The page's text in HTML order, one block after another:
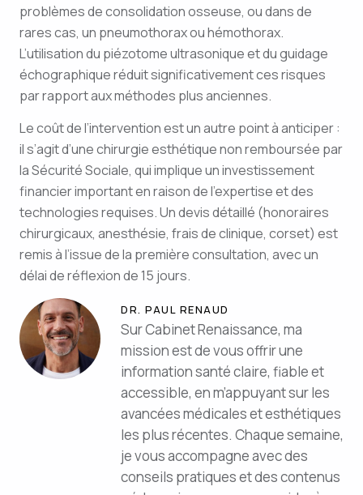
problèmes de consolidation osseuse, ou dans de
rares cas, un pneumothorax ou hémothorax.
L’utilisation du piézotome ultrasonique et du guidage
échographique réduit significativement ces risques
par rapport aux méthodes plus anciennes.
Le coût de l’intervention est un autre point à anticiper :
il s’agit d’une chirurgie esthétique non remboursée par
la Sécurité Sociale, qui implique un investissement
financier important en raison de l’expertise et des
technologies requises. Un devis détaillé (honoraires
chirurgicaux, anesthésie, frais de clinique, corset) est
remis à l’issue de la première consultation, avec un
délai de réflexion de 15 jours.
DR. PAUL RENAUD
Sur Cabinet Renaissance, ma
mission est de vous offrir une
information santé claire, fiable et
accessible, en m’appuyant sur les
avancées médicales et esthétiques
les plus récentes. Chaque semaine,
je vous accompagne avec des
conseils pratiques et des contenus